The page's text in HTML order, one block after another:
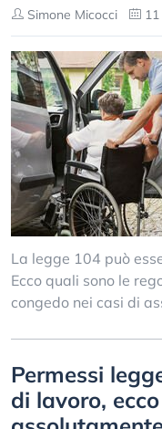
Simone Micocci
La legge 104 può
Ecco quali sono le
congedo nei casi di
Permessi
di lavoro,